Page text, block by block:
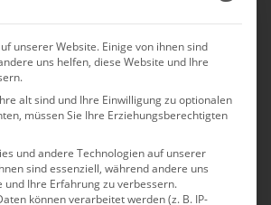
unserer Website. Einige von ihnen sind
uns helfen, diese Website und Ihre
alt sind und Ihre Einwilligung zu optionalen
müssen Sie Ihre Erziehungsberechtigten
und andere Technologien auf unserer
sind essenziell, während andere uns
und Ihre Erfahrung zu verbessern.
können verarbeitet werden (z. B. IP-